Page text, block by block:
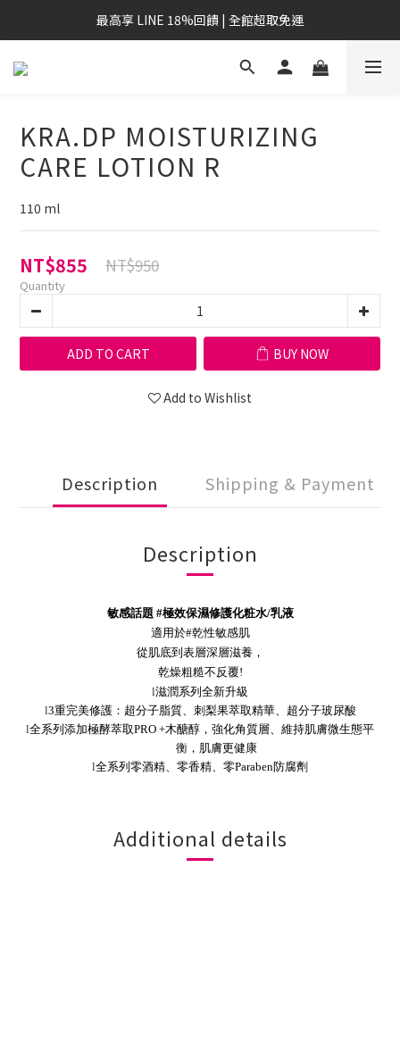
最高享 LINE 18%回饋 | 全館超取免運
KRA.DP MOISTURIZING
CARE LOTION R
110 ml
NT$855 NT$950
Quantity
ADD TO CART BUY NOW
Add to Wishlist
Description Shipping & Payment
Description
敏感話題 #極效保濕修護化粧水/乳液
適用於#乾性敏感肌
從肌底到表層深層滋養，
乾燥粗糙不反覆!
l滋潤系列全新升級
l3重完美修護：超分子脂質、刺梨果萃取精華、超分子玻尿酸
l全系列添加極酵萃取PRO +木醣醇，強化角質層、維持肌膚微生態平
衡，肌膚更健康
l全系列零酒精、零香精、零Paraben防腐劑
Additional details